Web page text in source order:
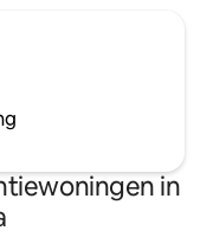
in